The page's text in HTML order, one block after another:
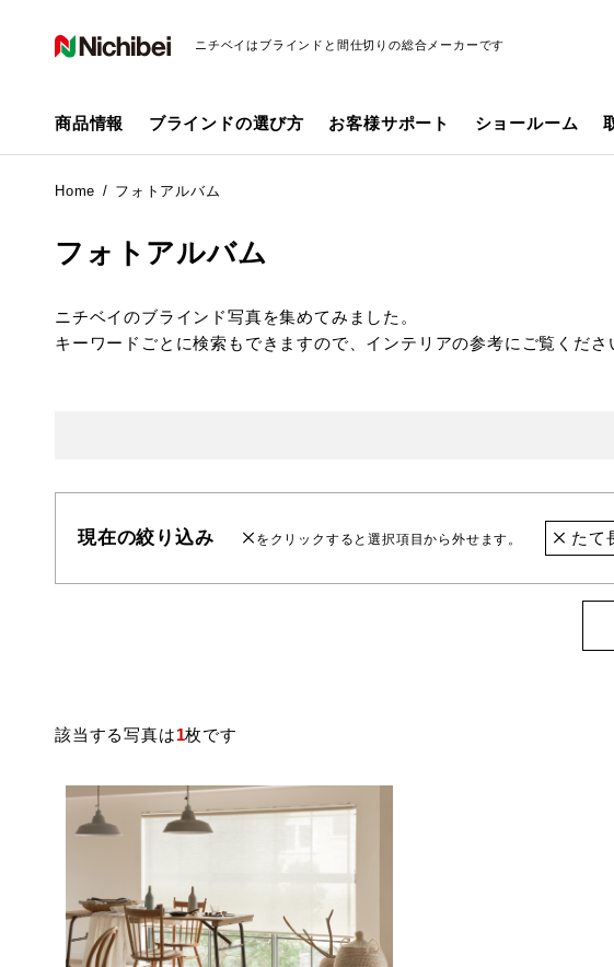
ニチベイはブラインドと間仕切りの総合メーカーです
商品情報 ブラインドの選び方 お客様サポート ショールーム
Home フォトアルバム
フォトアルバム
ニチベイのブラインド写真を集めてみました。
キーワードごとに検索もできますので、インテリアの参考にご覧くださ
現在の絞り込み をクリックすると選択項目から外せます。 たて
該当する写真は1枚です